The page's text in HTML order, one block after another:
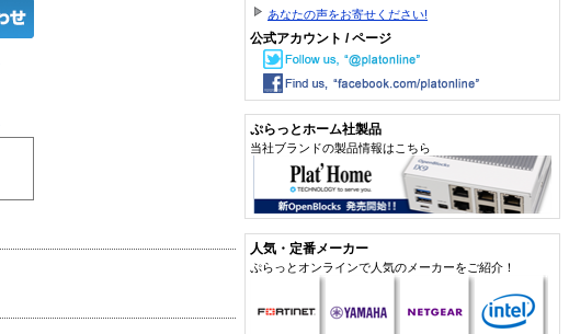
あなたの声をお寄せください!
公式アカウント / ページ
ぷらっとホーム社製品
当社ブランドの製品情報はこちら
人気・定番メーカー
ぷらっとオンラインで人気のメーカーをご紹介！